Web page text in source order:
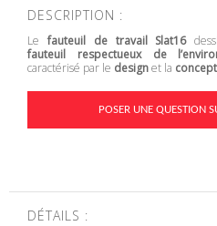
DESCRIPTION :
Lefauteuil de travail Slat16
fauteuil
respectueux de
caractérisé par le designet la
POSER UNE QUESTION
DÉTAILS :